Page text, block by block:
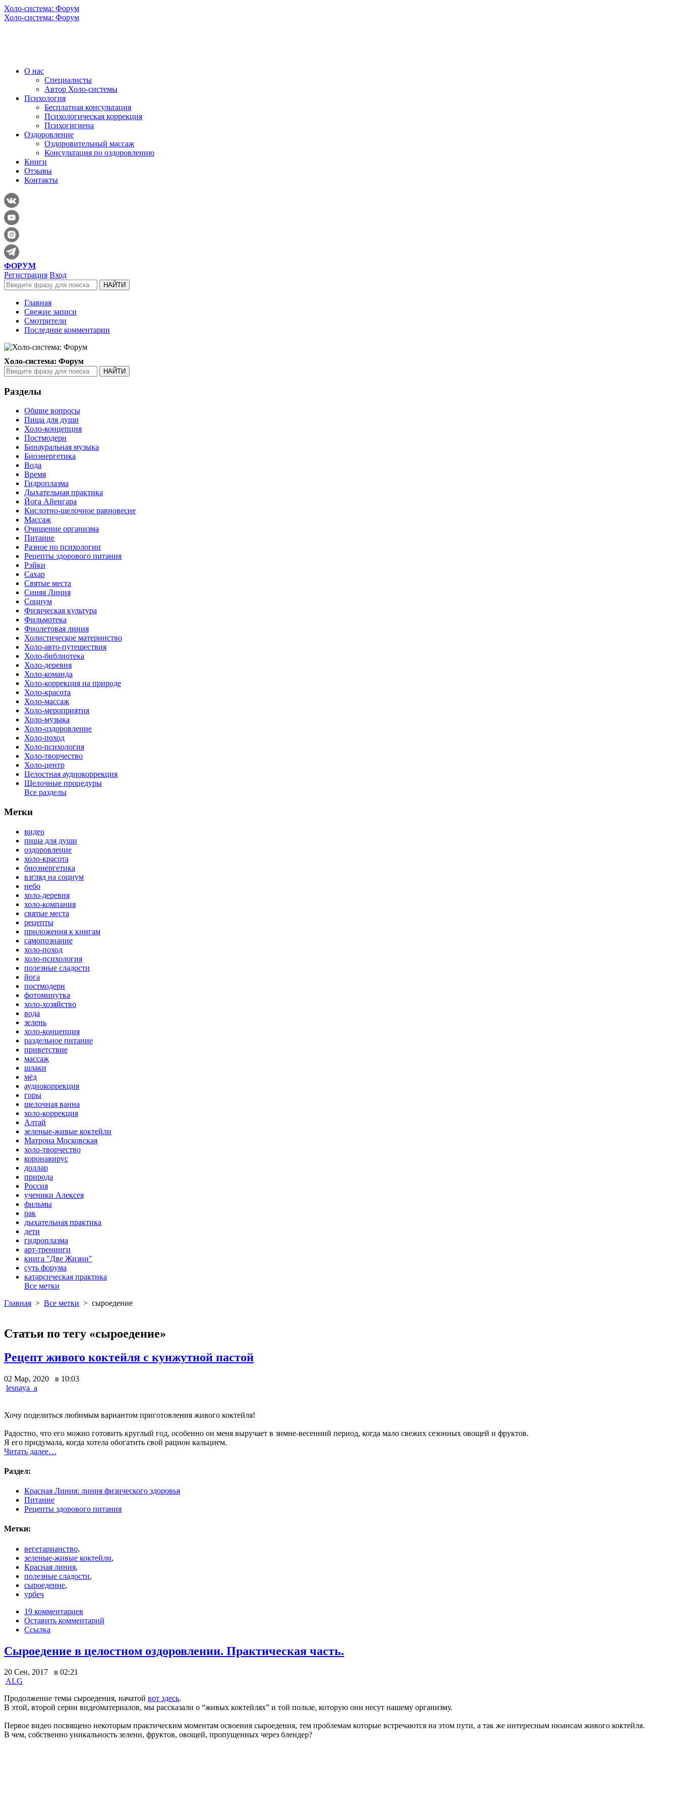
Холо-система: Форум
Холо-система: Форум
О нас
Специалисты
Автор Холо-системы
Психология
Бесплатная консультация
Психологическая коррекция
Психогигиена
Оздоровление
Оздоровительный массаж
Консультация по оздоровлению
Книги
Отзывы
Контакты
ФОРУМ
Регистрация Вход
Главная
Свежие записи
Смотрители
Последние комментарии
Холо-система: Форум
Разделы
Общие вопросы
Пища для души
Холо-концепция
Постмодерн
Бинауральная музыка
Биоэнергетика
Вода
Время
Гидроплазма
Дыхательная практика
Йога Айенгара
Кислотно-щелочное равновесие
Массаж
Очищение организма
Питание
Разное по психологии
Рецепты здорового питания
Рэйки
Сахар
Святые места
Синяя Линия
Социум
Физическая культура
Фильмотека
Фиолетовая линия
Холистическое материнство
Холо-авто-путешествия
Холо-библиотека
Холо-деревня
Холо-команда
Холо-коррекция на природе
Холо-красота
Холо-массаж
Холо-мероприятия
Холо-музыка
Холо-оздоровление
Холо-поход
Холо-психология
Холо-творчество
Холо-центр
Целостная аудиокоррекция
Щелочные процедуры
Все разделы
Метки
видео
пища для души
оздоровление
холо-красота
биоэнергетика
взгляд на социум
небо
холо-деревня
холо-компания
святые места
рецепты
приложения к книгам
самопознание
холо-поход
холо-психология
полезные сладости
йога
постмодерн
фотоминутка
холо-хозяйство
вода
зелень
холо-концепция
раздельное питание
приветствие
массаж
шлаки
мёд
аудиокоррекция
горы
щелочная ванна
холо-коррекция
Алтай
зеленые-живые коктейли
Матрона Московская
холо-творчество
коронавирус
доллар
природа
Россия
ученики Алексея
фильмы
рак
дыхательная практика
дети
гидроплазма
арт-тренинги
книга "Две Жизни"
суть форума
катарсическая практика
Все метки
Главная > Все метки > сыроедение
Статьи по тегу «сыроедение»
Рецепт живого коктейля с кунжутной пастой
02 Мар, 2020 в 10:03
lesnaya_a
Хочу поделиться любимым вариантом приготовления живого коктейля!
Радостно, что его можно готовить круглый год, особенно он меня выручает в зимне-весенний период, когда мало свежих сезонных овощей и фруктов.
Я его придумала, когда хотела обогатить свой рацион кальцием.
Читать далее…
Раздел:
Красная Линия: линия физического здоровья
Питание
Рецепты здорового питания
Метки:
вегетарианство,
зеленые-живые коктейли,
Красная линия,
полезные сладости,
сыроедение,
урбеч
19 комментариев
Оставить комментарий
Ссылка
Сыроедение в целостном оздоровлении. Практическая часть.
20 Сен, 2017 в 02:21
ALG
Продолжение темы сыроедения, начатой вот здесь.
В этой, второй серии видеоматериалов, мы рассказали о “живых коктейлях” и той пользе, которую они несут нашему организму.
Первое видео посвящено некоторым практическим моментам освоения сыроедения, тем проблемам которые встречаются на этом пути, а так же интересным нюансам живого коктейля.
В чем, собственно уникальность зелени, фруктов, овощей, пропущенных через блендер?